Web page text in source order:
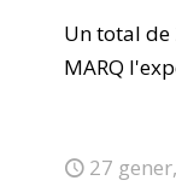
Un total de
MARQ
27